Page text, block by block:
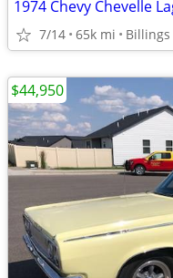
1974 Chevy Chevelle
7/14 65k mi Billings
$44,950